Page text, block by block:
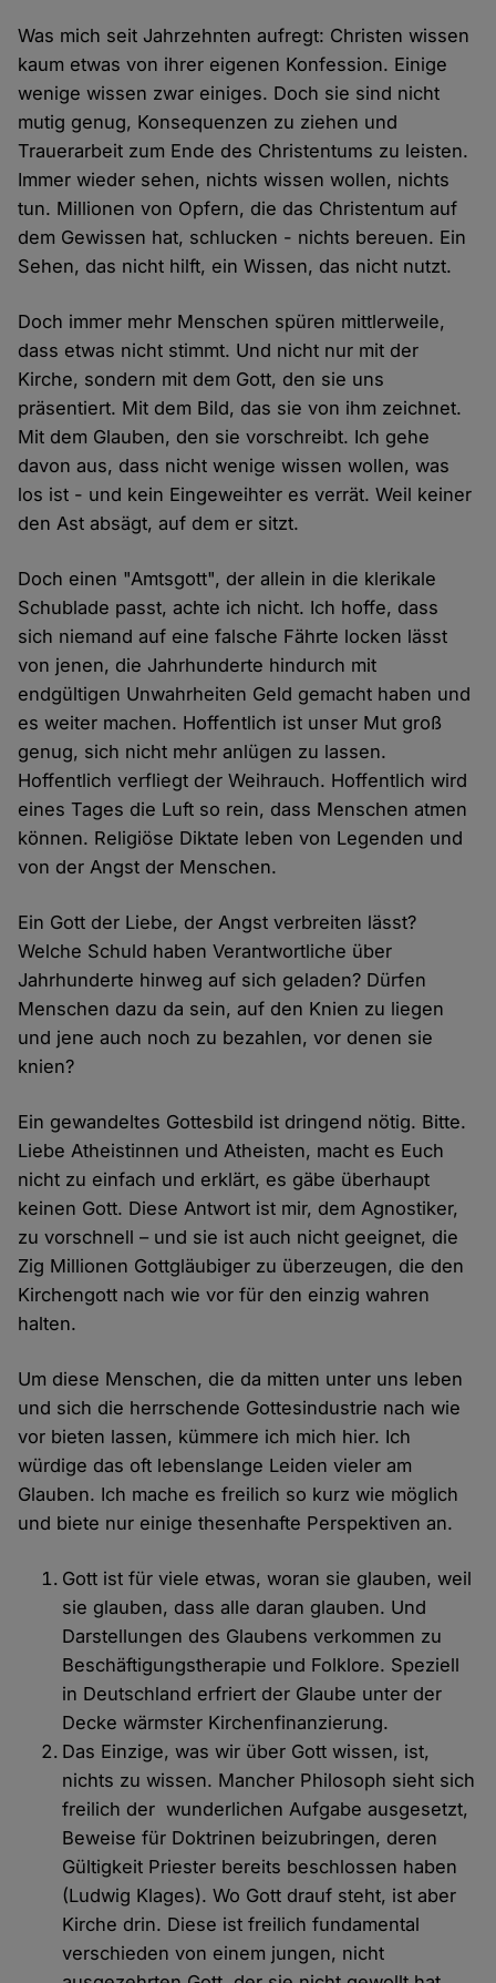
Was mich seit Jahrzehnten aufregt: Christen wissen
kaum etwas von ihrer eigenen Konfession. Einige
wenige wissen zwar einiges. Doch sie sind nicht
mutig genug, Konsequenzen zu ziehen und
Trauerarbeit zum Ende des Christentums zu leisten.
Immer wieder sehen, nichts wissen wollen, nichts
tun. Millionen von Opfern, die das Christentum auf
dem Gewissen hat, schlucken - nichts bereuen. Ein
Sehen, das nicht hilft, ein Wissen, das nicht nutzt.
Doch immer mehr Menschen spüren mittlerweile,
dass etwas nicht stimmt. Und nicht nur mit der
Kirche, sondern mit dem Gott, den sie uns
präsentiert. Mit dem Bild, das sie von ihm zeichnet.
Mit dem Glauben, den sie vorschreibt. Ich gehe
davon aus, dass nicht wenige wissen wollen, was
los ist - und kein Eingeweihter es verrät. Weil keiner
den Ast absägt, auf dem er sitzt.
Doch einen "Amtsgott", der allein in die klerikale
Schublade passt, achte ich nicht. Ich hoffe, dass
sich niemand auf eine falsche Fährte locken lässt
von jenen, die Jahrhunderte hindurch mit
endgültigen Unwahrheiten Geld gemacht haben und
es weiter machen. Hoffentlich ist unser Mut groß
genug, sich nicht mehr anlügen zu lassen.
Hoffentlich verfliegt der Weihrauch. Hoffentlich wird
eines Tages die Luft so rein, dass Menschen atmen
können. Religiöse Diktate leben von Legenden und
von der Angst der Menschen.
Ein Gott der Liebe, der Angst verbreiten lässt?
Welche Schuld haben Verantwortliche über
Jahrhunderte hinweg auf sich geladen? Dürfen
Menschen dazu da sein, auf den Knien zu liegen
und jene auch noch zu bezahlen, vor denen sie
knien?
Ein gewandeltes Gottesbild ist dringend nötig. Bitte.
Liebe Atheistinnen und Atheisten, macht es Euch
nicht zu einfach und erklärt, es gäbe überhaupt
keinen Gott. Diese Antwort ist mir, dem Agnostiker,
zu vorschnell – und sie ist auch nicht geeignet, die
Zig Millionen Gottgläubiger zu überzeugen, die den
Kirchengott nach wie vor für den einzig wahren
halten.
Um diese Menschen, die da mitten unter uns leben
und sich die herrschende Gottesindustrie nach wie
vor bieten lassen, kümmere ich mich hier. Ich
würdige das oft lebenslange Leiden vieler am
Glauben. Ich mache es freilich so kurz wie möglich
und biete nur einige thesenhafte Perspektiven an.
Gott ist für viele etwas, woran sie glauben, weil
sie glauben, dass alle daran glauben. Und
Darstellungen des Glaubens verkommen zu
Beschäftigungstherapie und Folklore. Speziell
in Deutschland erfriert der Glaube unter der
Decke wärmster Kirchenfinanzierung.
Das Einzige, was wir über Gott wissen, ist,
nichts zu wissen. Mancher Philosoph sieht sich
freilich der wunderlichen Aufgabe ausgesetzt,
Beweise für Doktrinen beizubringen, deren
Gültigkeit Priester bereits beschlossen haben
(Ludwig Klages). Wo Gott drauf steht, ist aber
Kirche drin. Diese ist freilich fundamental
verschieden von einem jungen, nicht